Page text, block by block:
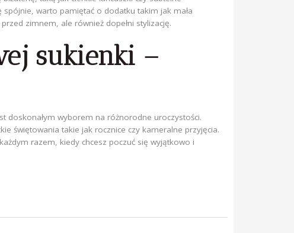
spójnie, warto pamiętać o dodatku takim jak mała
zimnem, ale również dopełni stylizację.
sukienki –
doskonałym wyborem na różnorodne uroczystości.
świętowania takie jak rocznice czy kameralne przyjęcia.
razem, kiedy chcesz poczuć się wyjątkowo i